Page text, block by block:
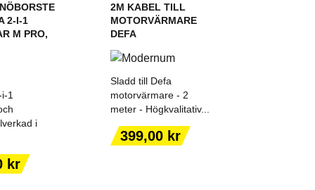
2-I-1
M PRO,
1
i
kr
2M KABEL TILL
MOTORVÄRMARE
DEFA
Sladd till Defa
motorvärmare - 2
meter - Högkvalitativ...
Pris
399,00 kr
LÄGG TILL I